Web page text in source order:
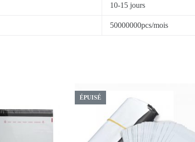
10-15 jours
50000000pcs/mois
ÉPUISÉ